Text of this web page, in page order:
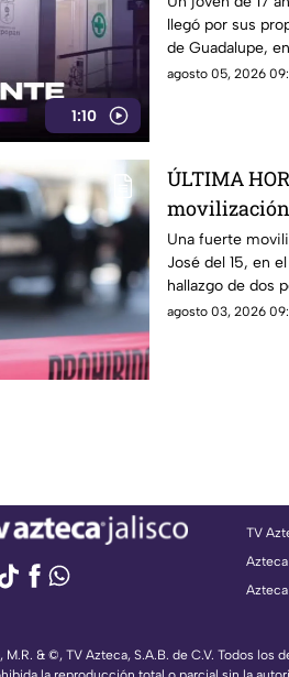
1:10
llegó por sus
de Guadalupe,
agosto 05, 2026
ÚLTIMA
hallazgo
Una fuerte
José del 15, en
hallazgo de dos
agosto 03, 2026
TV
Azteca
Azteca
M.R. & ©, TV Azteca, S.A.B. de C.V. Todos los